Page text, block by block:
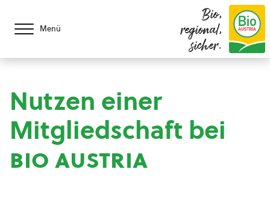
Menü
Bio,
regional,
sicher.
Nutzen einer
Mitgliedschaft bei
bio austria